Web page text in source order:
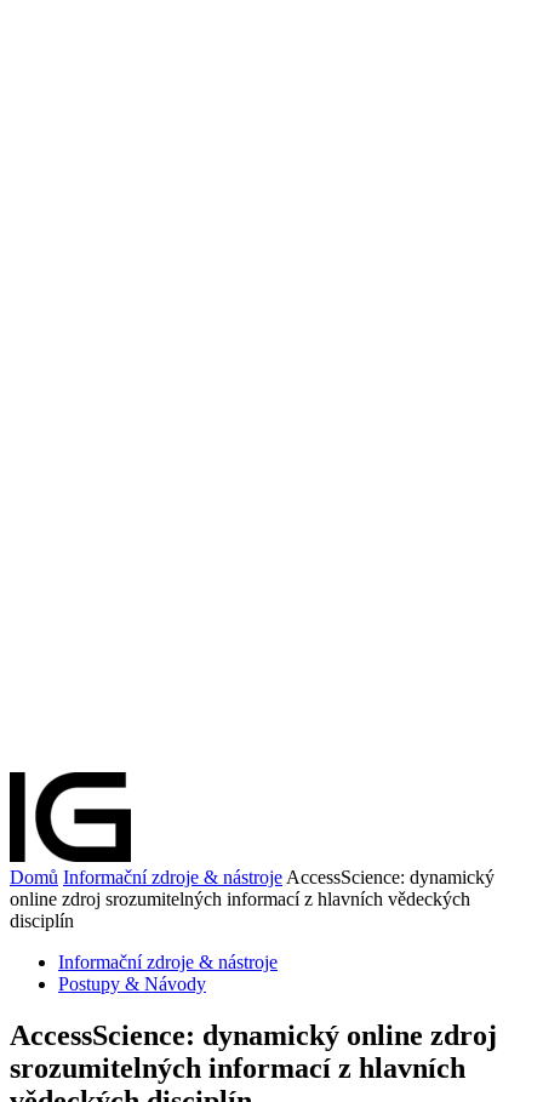
Domů Informační zdroje & nástroje AccessScience: dynamický
online zdroj srozumitelných informací z hlavních vědeckých
disciplín
Informační zdroje & nástroje
Postupy & Návody
AccessScience: dynamický online zdroj
srozumitelných informací z hlavních